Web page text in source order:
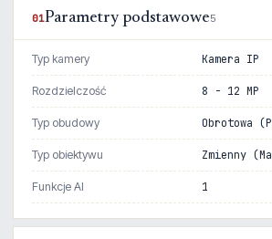
01Parametry podstawowe5
Typ kamery Kamera IP
Rozdzielczość 8 - 12 MP
Typ obudowy Obrotowa
Typ obiektywu Zmienny
Funkcje AI 1